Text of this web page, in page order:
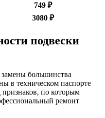
749 ₽
3080 ₽
подвески
большинства
в техническом паспорте
по которым
ремонт